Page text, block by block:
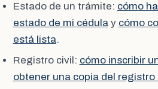
Estado de un trámite: cómo
estado de mi cédulay cómo
está lista.
Registro civil: cómo inscribir
obtener una copia del registro